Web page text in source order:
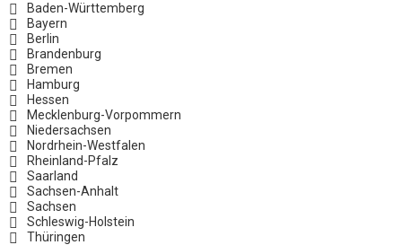
Baden-Württemberg
Bayern
Berlin
Brandenburg
Bremen
Hamburg
Hessen
Mecklenburg-Vorpommern
Niedersachsen
Nordrhein-Westfalen
Rheinland-Pfalz
Saarland
Sachsen-Anhalt
Sachsen
Schleswig-Holstein
Thüringen